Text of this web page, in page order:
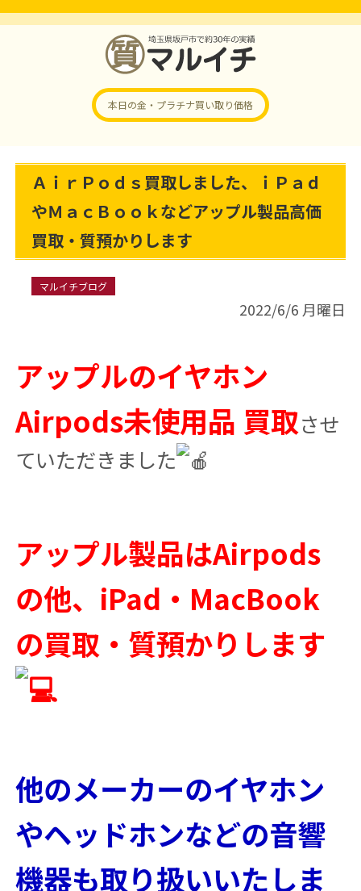
本日の金・プラチナ買い取り価格
ＡｉｒＰｏｄｓ買取しました、ｉＰａｄ
やＭａｃＢｏｏｋなどアップル製品高価
買取・質預かりします
マルイチブログ
2022/6/6 月曜日
アップルのイヤホン
Airpods未使用品 買取させ
ていただきました
アップル製品はAirpods
の他、iPad・MacBook
の買取・質預かりします
他のメーカーのイヤホン
やヘッドホンなどの音響
機器も取り扱いいたしま